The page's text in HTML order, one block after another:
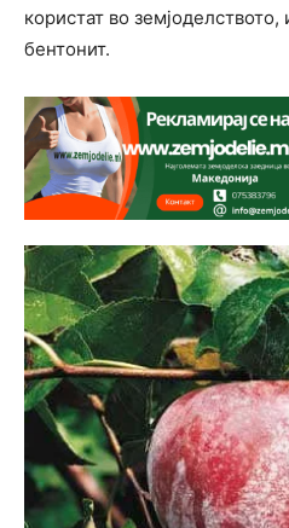
користат во
бентонит.